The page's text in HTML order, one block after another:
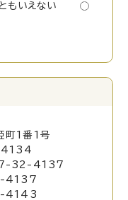
もいえない
1番1号
4134
32-4137